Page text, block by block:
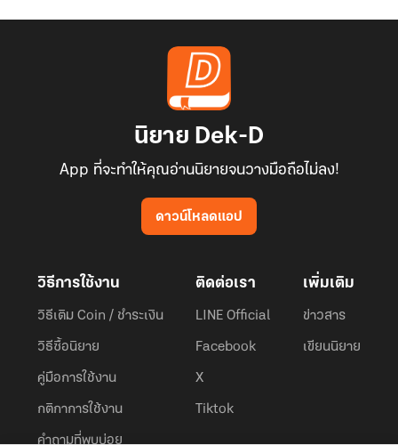
นิยาย Dek-D
App ที่จะทำให้คุณอ่านนิยายจนวางมือถือไม่ลง!
ดาวน์โหลดแอป
วิธีการใช้งาน
วิธีเติม Coin / ชำระเงิน
วิธีซื้อนิยาย
คู่มือการใช้งาน
กติกาการใช้งาน
คำถามที่พบบ่อย
ติดต่อเรา
LINE Official
Facebook
X
Tiktok
เพิ่มเติม
ข่าวสาร
เขียนนิยาย